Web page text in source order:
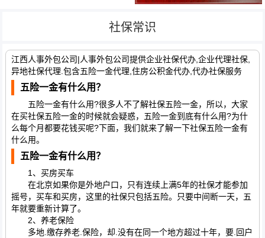
社保常识
江西人事外包公司|人事外包公司提供企业社保代办,企业代理社保,
异地社保代理.包含五险一金代理,住房公积金代办,代办社保服务
五险一金有什么用？
五险一金有什么用?很多人不了解社保五险一金，所以，大家
在买社保五险一金的时候就会疑惑，五险一金到底有什么用?为什
么每个月都要花钱买呢?下面，我们就来了解一下社保五险一金有
什么用。
五险一金有什么用？
1、买房买车
在北京如果你是外地户口，只有连续上满5年的社保才能参加
摇号，买车和买房，这里的社保只包括五险。只要中间断一天，五
年就要重新计算了。
2、养老保险
多地.缴存养老.保险，却.没有在同一个地方超过十年，要.回户